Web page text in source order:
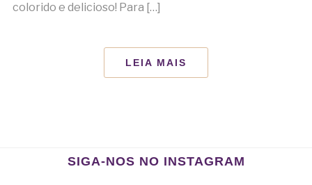
colorido e delicioso! Para […]
LEIA MAIS
SIGA-NOS NO INSTAGRAM